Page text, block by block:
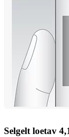
Selgelt loetav